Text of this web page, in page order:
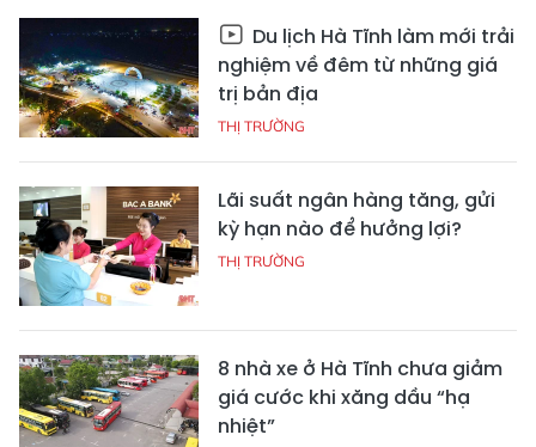
Du lịch Hà Tĩnh làm mới trải
nghiệm về đêm từ những giá
trị bản địa
THỊ TRƯỜNG
Lãi suất ngân hàng tăng, gửi
kỳ hạn nào để hưởng lợi?
THỊ TRƯỜNG
8 nhà xe ở Hà Tĩnh chưa giảm
giá cước khi xăng dầu “hạ
nhiệt”